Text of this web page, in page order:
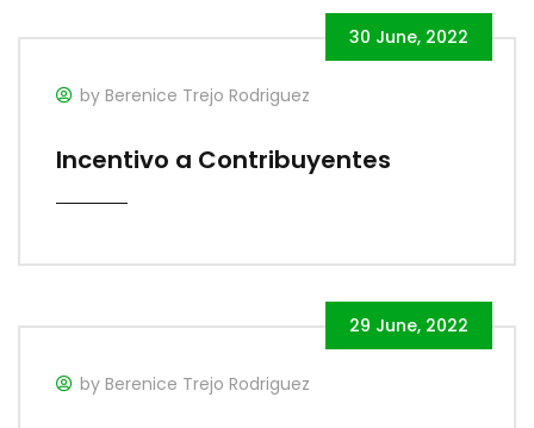
30 June, 2022
by Berenice Trejo Rodriguez
Incentivo a Contribuyentes
29 June, 2022
by Berenice Trejo Rodriguez